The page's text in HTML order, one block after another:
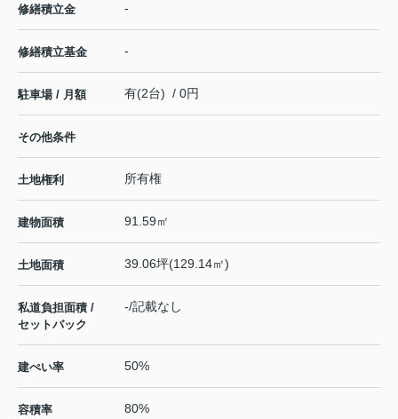
修繕積立金 -
修繕積立基金 -
駐車場 / 月額 有(2台) / 0円
その他条件
土地権利 所有権
建物面積 91.59㎡
土地面積 39.06坪(129.14㎡)
私道負担面積 /
セットバック
-/記載なし
建ぺい率 50%
容積率 80%